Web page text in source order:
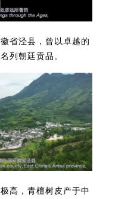
省泾县，曾以卓越的
列朝廷贡品。
高，青檀树皮产于中